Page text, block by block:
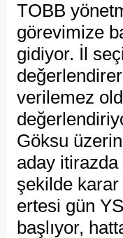
TOBB
görevimize
gidiyor. İl
verilemez
Göksu
aday
şekilde karar
ertesi gün
başlıyor,